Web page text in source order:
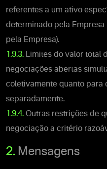
referentes a um ativo
determinado pela
pela Empresa).
1.9.3. Limites do valor total
negociações abertas
coletivamente quanto para
separadamente.
1.9.4. Outras restrições de
negociação a critério
2. Mensagens